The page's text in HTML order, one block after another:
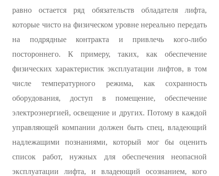
равно остается ряд обязательств обладателя лифта,
которые чисто на физическом уровне нереально передать
на подрядные контракта и привлечь кого-либо
постороннего. К примеру, таких, как обеспечение
физических характеристик эксплуатации лифтов, в том
числе температурного режима, как сохранность
оборудования, доступ в помещение, обеспечение
электроэнергией, освещение и других. Потому в каждой
управляющей компании должен быть спец, владеющий
надлежащими познаниями, который мог бы оценить
список работ, нужных для обеспечения неопасной
эксплуатации лифта, и владеющий осознанием, кого